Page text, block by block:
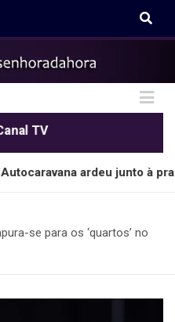
TV
ardeu junto à praia do
se para os ‘quartos’ no